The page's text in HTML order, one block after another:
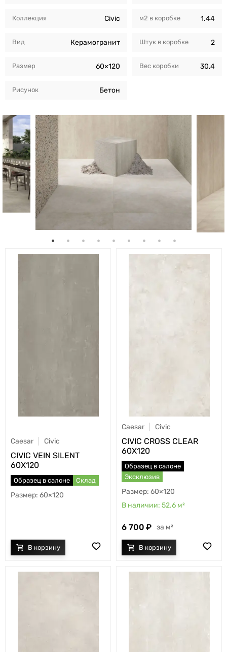
Коллекция Civic
Вид Керамогранит
Размер 60×120
Рисунок Бетон
м2 в коробкe 1.44
Штук в коробкe 2
Вес коробки 30,4
Caesar Civic
CIVIC VEIN SILENT
60X120
Образец в салоне Склад
60×120
Caesar Civic
CIVIC CROSS CLEAR
60X120
Образец в салоне
Эксклюзив
60×120
52.6 м²
6 700 м²